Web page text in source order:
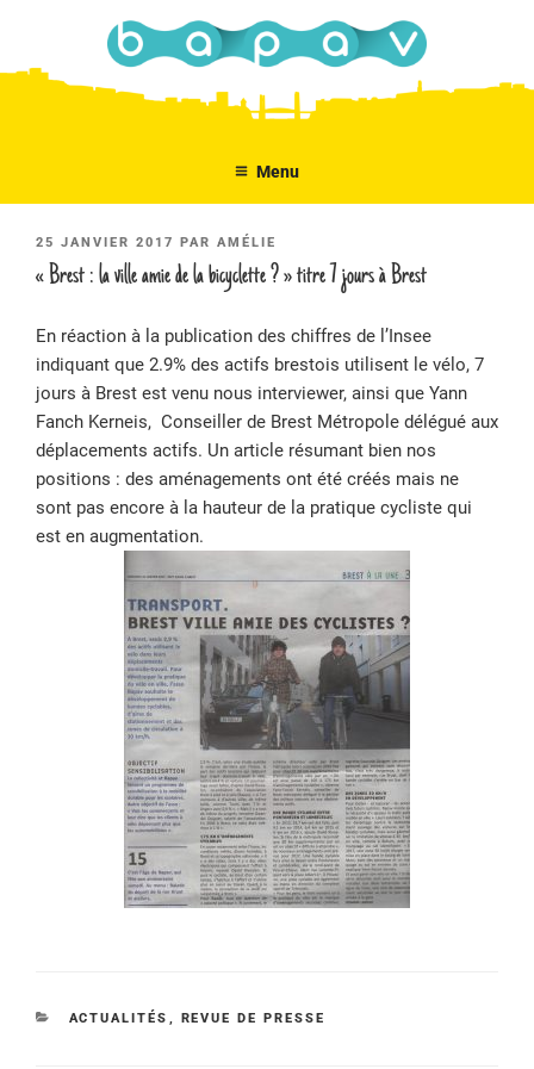
contenu
Menu
PUBLIÉ
LE
25 JANVIER 2017 PAR AMÉLIE
« Brest : la ville amie de la bicyclette ? » titre 7 jours à Brest
En réaction à la publication des chiffres de l’Insee
indiquant que 2.9% des actifs brestois utilisent le vélo, 7
jours à Brest est venu nous interviewer, ainsi que Yann
Fanch Kerneis, Conseiller de Brest Métropole délégué aux
déplacements actifs. Un article résumant bien nos
positions : des aménagements ont été créés mais ne
sont pas encore à la hauteur de la pratique cycliste qui
est en augmentation.
CATÉGORIES
ACTUALITÉS REVUE DE PRESSE